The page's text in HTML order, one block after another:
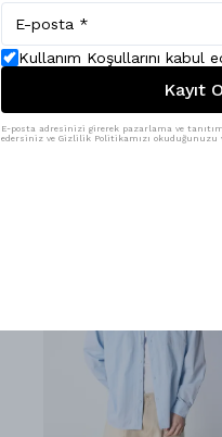
Kullanım Koşullarını kabul
Kayıt
E-posta adresinizi girerek pazarlama ve
edersiniz ve Gizlilik Politikamızı okuduğunuzu